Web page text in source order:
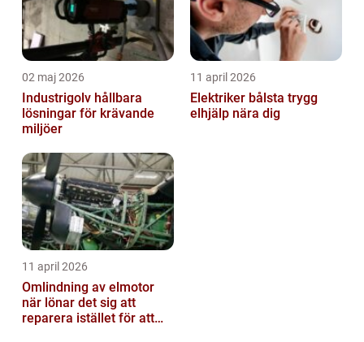
02 maj 2026
Industrigolv hållbara
lösningar för krävande
miljöer
11 april 2026
Elektriker bålsta trygg
elhjälp nära dig
11 april 2026
Omlindning av elmotor
när lönar det sig att
reparera istället för att